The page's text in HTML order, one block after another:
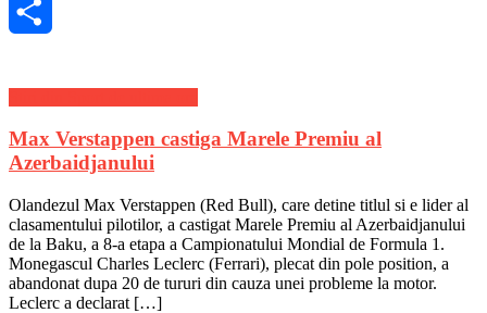
Skype
Max Verstappen castiga Marele Premiu al
Azerbaidjanului
Olandezul Max Verstappen (Red Bull), care detine titlul si e lider al
clasamentului pilotilor, a castigat Marele Premiu al Azerbaidjanului
de la Baku, a 8-a etapa a Campionatului Mondial de Formula 1.
Monegascul Charles Leclerc (Ferrari), plecat din pole position, a
abandonat dupa 20 de tururi din cauza unei probleme la motor.
Leclerc a declarat […]